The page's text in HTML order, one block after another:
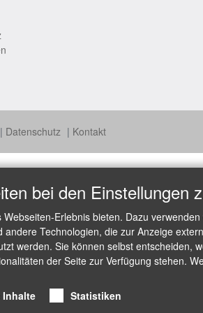
Datenschutz Kontakt
bei den Einstellungen
Erlebnis bieten. Dazu
Technologien, die zur Anzeige
werden. Sie können selbst entscheiden,
der Seite zur Verfügung stehen.
Inhalte Statistiken